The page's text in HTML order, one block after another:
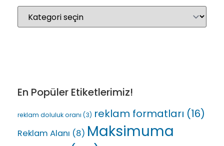
En Popüler Etiketlerimiz!
reklam doluluk oranı (3) reklam formatları (16)
Reklam Alanı (8) Maksimuma